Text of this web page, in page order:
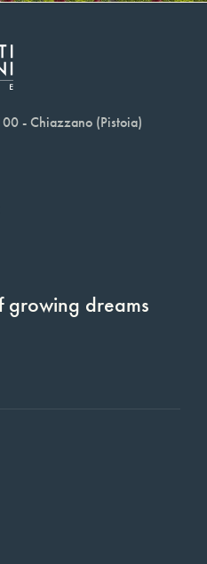
- Chiazzano (Pistoia)
growing dreams